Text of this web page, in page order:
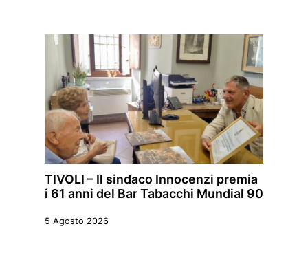
TIVOLI – Il sindaco Innocenzi premia
i 61 anni del Bar Tabacchi Mundial 90
5 Agosto 2026